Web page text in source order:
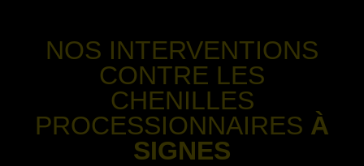
NOS INTERVENTIONS
CONTRE LES
CHENILLES
PROCESSIONNAIRES À
SIGNES